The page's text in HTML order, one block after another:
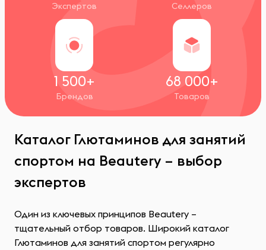
Экспертов Селлеров
1 500+
Брендов
68 000+
Товаров
Каталог Глютаминов для занятий
спортом на Beautery – выбор
экспертов
Один из ключевых принципов Beautery –
тщательный отбор товаров. Широкий каталог
Глютаминов для занятий спортом регулярно